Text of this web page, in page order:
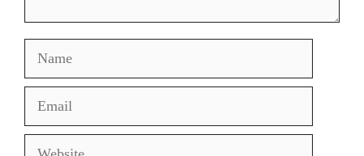
Name
Email
Website